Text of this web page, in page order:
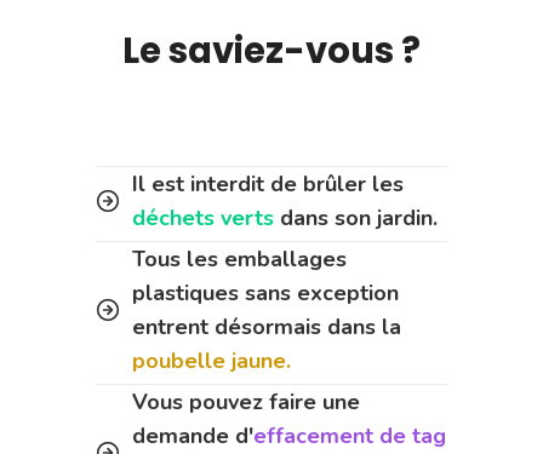
Le saviez-vous ?
Il est interdit de brûler les
déchets verts dans son jardin.
Tous les emballages
plastiques sans exception
entrent désormais dans la
poubelle jaune.
Vous pouvez faire une
demande d'effacement de tag